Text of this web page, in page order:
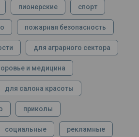
пионерские спорт
пожарная безопасность
для аграрного сектора
и медицина
для салона красоты
приколы
социальные рекламные